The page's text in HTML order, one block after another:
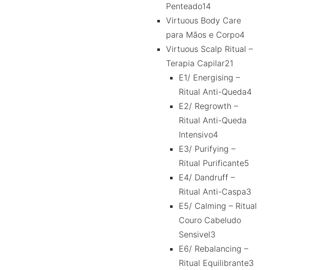
Penteado14
Virtuous Body Care
para Mãos e Corpo4
Virtuous Scalp Ritual –
Terapia Capilar21
E1/ Energising –
Ritual Anti-Queda4
E2/ Regrowth –
Ritual Anti-Queda
Intensivo4
E3/ Purifying –
Ritual Purificante5
E4/ Dandruff –
Ritual Anti-Caspa3
E5/ Calming – Ritual
Couro Cabeludo
Sensivel3
E6/ Rebalancing –
Ritual Equilibrante3